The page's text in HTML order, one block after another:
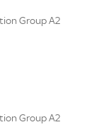
Group A2
Group A2